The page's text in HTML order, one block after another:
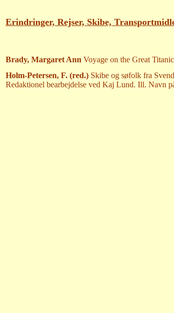
Erindringer, Rejser, Skibe,
Brady, Margaret Ann Voyage on the Great
Holm-Petersen, F. (red.) Skibe og søfolk fra
Redaktionel bearbejdelse ved Kaj Lund. Ill. Navn